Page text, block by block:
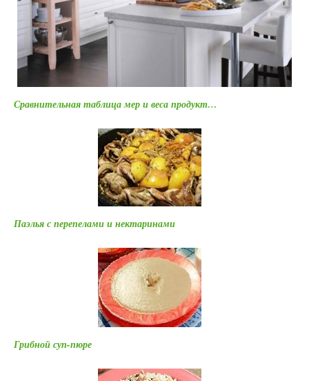
Сравнительная таблица мер и веса продукт…
Паэлья с перепелами и нектаринами
Грибной суп-пюре